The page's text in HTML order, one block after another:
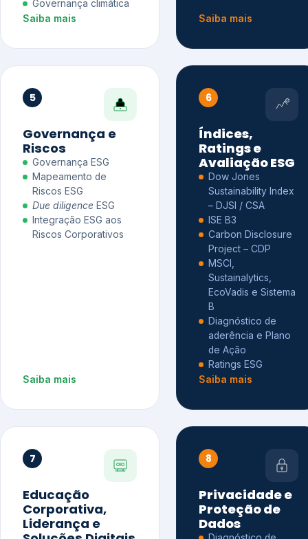
Governança climática
Saiba mais
Saiba mais
5
Governança e
Riscos
Governança ESG
Mapeamento de
Riscos ESG
Due diligence ESG
Integração ESG aos
Riscos Corporativos
Saiba mais
6
Índices,
Ratings e
Avaliação ESG
Dow Jones
Sustainability Index
– DJSI / CSA
ISE B3
Carbon Disclosure
Project – CDP
MSCI,
Sustainalytics,
EcoVadis e Sistema
B
Diagnóstico de
aderência e Plano
de Ação
Ratings ESG
Saiba mais
7
Educação
Corporativa,
Liderança e
8
Privacidade e
Proteção de
Dados